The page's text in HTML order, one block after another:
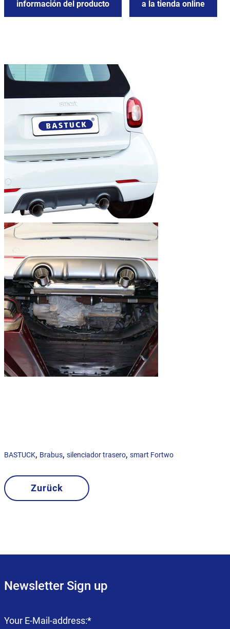
información del producto a la tienda online
BASTUCK, Brabus, silenciador trasero, smart Fortwo
Zurück
Newsletter Sign up
Campo
Your E-Mail-address:*